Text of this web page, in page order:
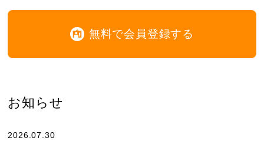
無料で会員登録する
お知らせ
2026.07.30